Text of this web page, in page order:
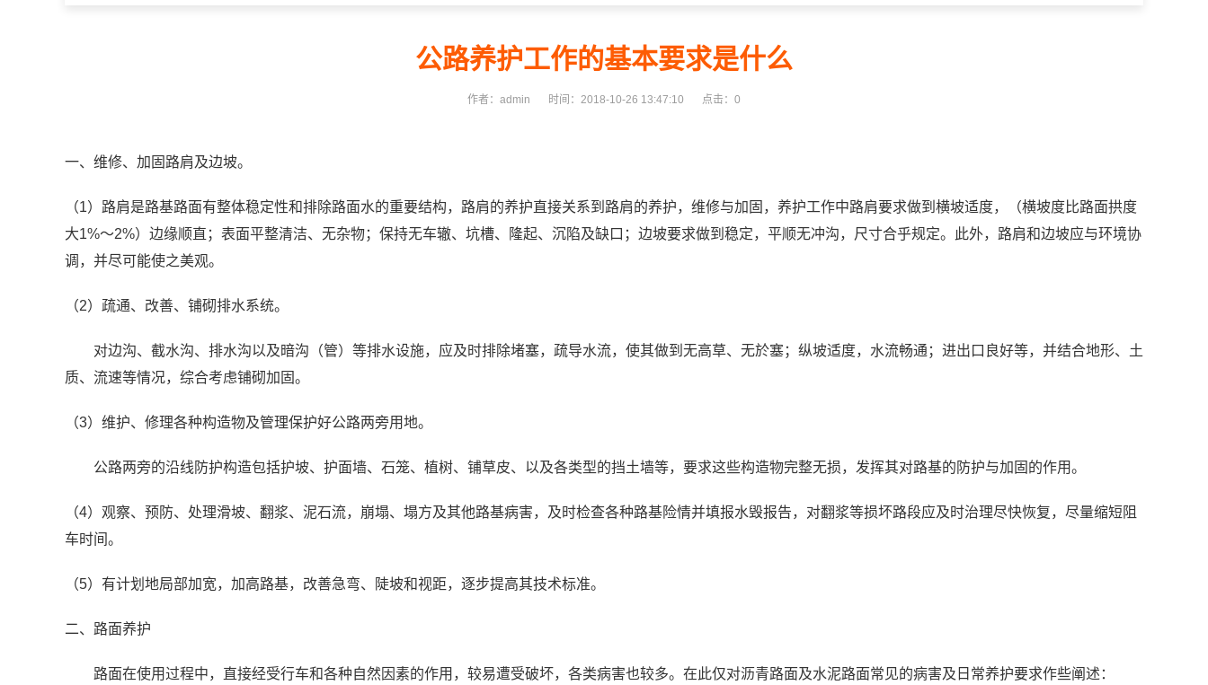
公路养护工作的基本要求是什么
作者：admin 时间：2018-10-26 13:47:10 点击：0
一、维修、加固路肩及边坡。
（1）路肩是路基路面有整体稳定性和排除路面水的重要结构，路肩的养护直接关系到路肩的养护，维修与加固，养护工作中路肩要求做到横坡适度，（横坡度比路面拱度
大1%～2%）边缘顺直；表面平整清洁、无杂物；保持无车辙、坑槽、隆起、沉陷及缺口；边坡要求做到稳定，平顺无冲沟，尺寸合乎规定。此外，路肩和边坡应与环境协
调，并尽可能使之美观。
（2）疏通、改善、铺砌排水系统。
对边沟、截水沟、排水沟以及暗沟（管）等排水设施，应及时排除堵塞，疏导水流，使其做到无高草、无於塞；纵坡适度，水流畅通；进出口良好等，并结合地形、土
质、流速等情况，综合考虑铺砌加固。
（3）维护、修理各种构造物及管理保护好公路两旁用地。
公路两旁的沿线防护构造包括护坡、护面墙、石笼、植树、铺草皮、以及各类型的挡土墙等，要求这些构造物完整无损，发挥其对路基的防护与加固的作用。
（4）观察、预防、处理滑坡、翻浆、泥石流，崩塌、塌方及其他路基病害，及时检查各种路基险情并填报水毁报告，对翻浆等损坏路段应及时治理尽快恢复，尽量缩短阻
车时间。
（5）有计划地局部加宽，加高路基，改善急弯、陡坡和视距，逐步提高其技术标准。
二、路面养护
路面在使用过程中，直接经受行车和各种自然因素的作用，较易遭受破坏，各类病害也较多。在此仅对沥青路面及水泥路面常见的病害及日常养护要求作些阐述：